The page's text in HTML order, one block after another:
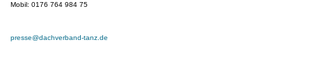
Mobil: 0176 764 984 75
presse@dachverband-tanz.de